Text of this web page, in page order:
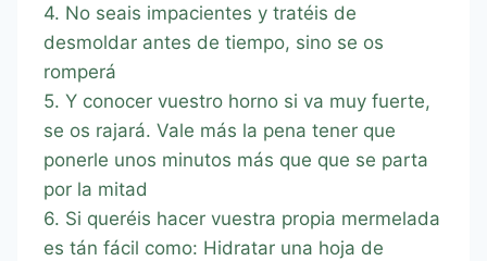
4. No seais impacientes y tratéis de
desmoldar antes de tiempo, sino se os
romperá
5. Y conocer vuestro horno si va muy fuerte,
se os rajará. Vale más la pena tener que
ponerle unos minutos más que que se parta
por la mitad
6. Si queréis hacer vuestra propia mermelada
es tán fácil como: Hidratar una hoja de